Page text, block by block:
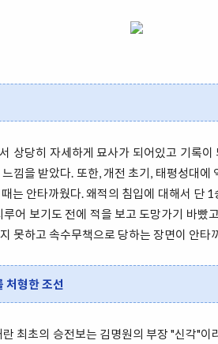
상당히 자세하게 묘사가 되어있고 기록
낌을 받았다. 또한, 개전 초기, 태평성대
는 안타까웠다. 왜적의 침입에 대해서 단
어 보기도 전에 적을 보고 도망가기 바빴
못하고 속수무책으로 당하는 장면이 안타
처형한 조선
최초의 승전보는 김명원의 부장 "신각"